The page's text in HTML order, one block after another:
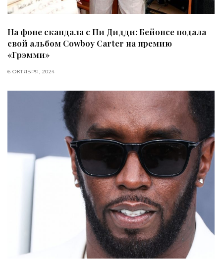
На фоне скандала с Пи Дидди: Бейонсе подала
свой альбом Cowboy Carter на премию
«Грэмми»
6 ОКТЯБРЯ, 2024